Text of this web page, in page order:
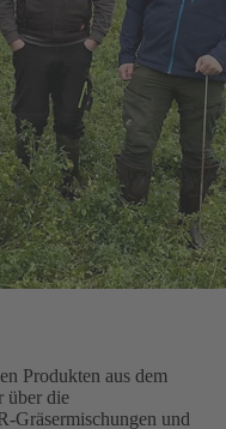
Produkten aus dem
über die
Gräsermischungen und